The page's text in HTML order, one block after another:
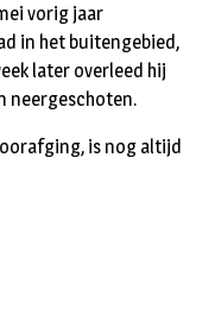
vorig jaar
in het buitengebied,
later overleed hij
neergeschoten.
is nog altijd